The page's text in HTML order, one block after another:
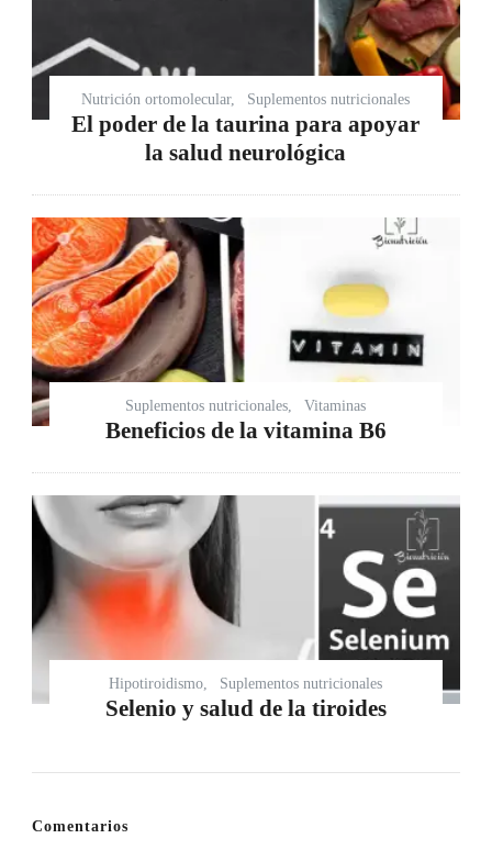
Nutrición ortomolecular Suplementos nutricionales
El poder de la taurina para apoyar
la salud neurológica
Suplementos nutricionales Vitaminas
Beneficios de la vitamina B6
Hipotiroidismo Suplementos nutricionales
Selenio y salud de la tiroides
Comentarios